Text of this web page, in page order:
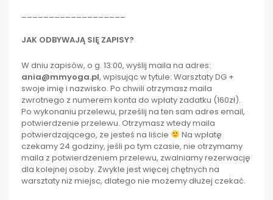
JAK ODBYWAJĄ SIĘ ZAPISY?
W dniu zapisów, o g. 13:00, wyślij maila na adres:
ania@mmyoga.pl, wpisując w tytule: Warsztaty DG +
swoje imię i nazwisko. Po chwili otrzymasz maila
zwrotnego z numerem konta do wpłaty zadatku (160zł).
Po wykonaniu przelewu, prześlij na ten sam adres email,
potwierdzenie przelewu. Otrzymasz wtedy maila
potwierdzającego, że jesteś na liście
Na wpłatę
czekamy 24 godziny, jeśli po tym czasie, nie otrzymamy
maila z potwierdzeniem przelewu, zwalniamy rezerwację
dla kolejnej osoby. Zwykle jest więcej chętnych na
warsztaty niż miejsc, dlatego nie możemy dłużej czekać.